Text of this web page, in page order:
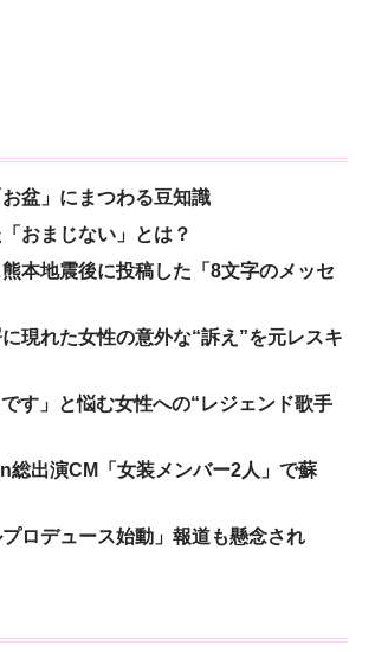
盆」にまつわる豆知識
おまじない」とは？
本地震後に投稿した「8文字のメッセ
現れた女性の意外な“訴え”を元レスキ
す」と悩む女性への“レジェンド歌手
総出演CM「女装メンバー2人」で蘇
ロデュース始動」報道も懸念され